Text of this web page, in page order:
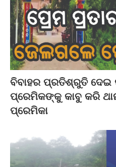
ବିବାହର ପ୍ରତିଶ୍ରୁତି ଦେଇ
ପ୍ରେମିକଙ୍କୁ କାବୁ କରି
ପ୍ରେମିକା